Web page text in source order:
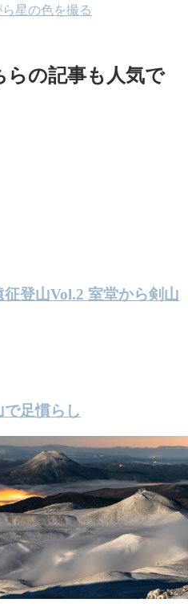
星の色を撮る
らの記事も人気で
登山Vol.2 室堂から剣山
足慣らし